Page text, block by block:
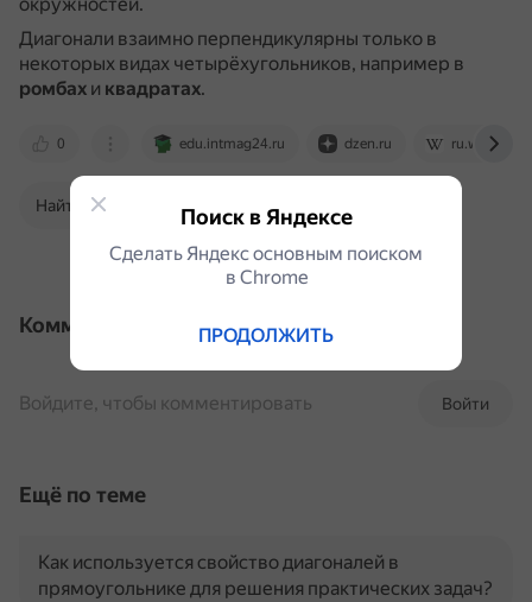
Диагонали взаимно перпендикулярны только в
некоторых видах четырёхугольников, например в
ромбах и квадратах.
0 edu.intmag24.ru dzen.ru
Найти в Поиске
Комментарии
Войти
Войдите, чтобы комментировать
Ещё по теме
Как используется свойство диагоналей в
прямоугольнике для решения практических задач?
Поиск в Яндексе
Сделать Яндекс основным поиском
в Сhrome
ПРОДОЛЖИТЬ